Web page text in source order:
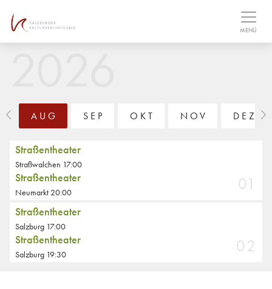
MENÜ
AUG SEP OKT NOV DEZ
01
Straßentheater
Straßwalchen 17:00
Straßentheater
Neumarkt 20:00
02
Straßentheater
Salzburg 17:00
Straßentheater
Salzburg 19:30